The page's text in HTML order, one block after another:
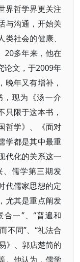
界哲学界更关注
与沟通，开始关
社会的健康、
20多年来，他在
论文，于2009年
晚年又有增补，
现为《汤一介
只限于这本书，
哲学》、《面对
学都是其中最重
代化的关系这一
儒学第三期发
代儒家思想的定
尤其是重点阐发
合一”、“普遍和
不同”、“礼法合
》、郭店楚简的
。他认为，儒学